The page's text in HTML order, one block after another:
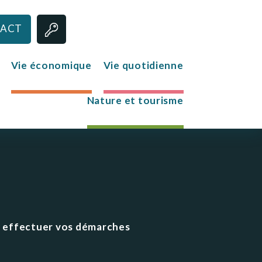
Vie économique Vie quotidienne
Nature et tourisme
effectuer vos démarches